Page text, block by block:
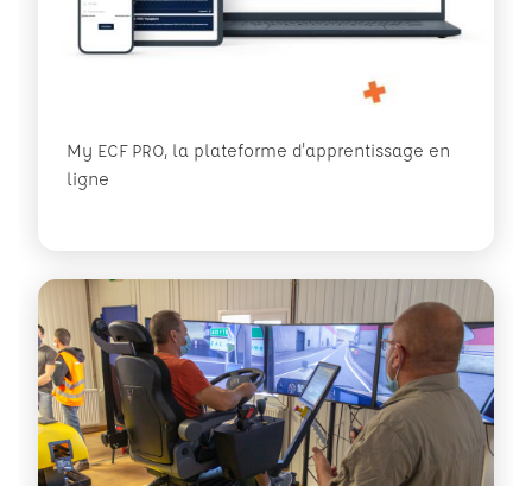
My ECF PRO, la plateforme d'apprentissage en
ligne